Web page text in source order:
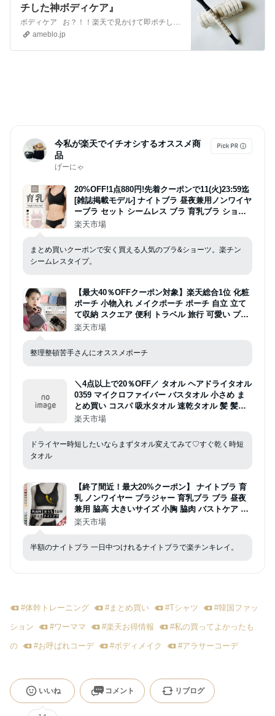
チした神ボディケア』
ボディケア お？！！楽天で見かけて即ポチしたフォームローラーのセット。 白でかわいいインテリアにも馴染むよー♡子育てママさん！！これ、子供を…
ameblo.jp
今私が楽天でイチオシするオススメ商
品
げーにゃ
20%OFF!1点880円!先着クーポンで11(火)23:59迄
[雑誌掲載モデル] ナイトブラ 昼夜兼用ノンワイヤ
ーブラ セット シームレス ブラ 育乳ブラ ショー
ツセット ノンワイヤー 無縫製 上下セット レディ
リラックスブラ 産後
楽天市場
まとめ買いクーポンで安く買える人気のブラ&ショーツ。楽チン
シームレスタイプ。
【最大40％OFFクーポン対象】楽天総合1位 化粧
ポーチ 小物入れ メイクポーチ ポーチ 自立 立て
て収納 スクエア 便利 トラベル 旅行 可愛い プレ
ゼント コンパクト バッグインバッグ スクエアポ
楽天市場
整理整頓苦手さんにオススメポーチ
＼4点以上で20％OFF／ タオル ヘアドライタオル
0359 マイクロファイバー バスタオル 小さめ ま
とめ買い コスパ 吸水タオル 速乾タオル 髪 髪の
毛 吸水 速乾 水泳 家事 時短 ドライタオル スリム
楽天市場
ドライヤー時短したいならまずタオル変えてみて♡すぐ乾く時短
タオル
【終了間近！最大20%クーポン】 ナイトブラ 育
乳 ノンワイヤー ブラジャー 育乳ブラ ブラ 昼夜
兼用 脇高 大きいサイズ 小胸 脇肉 バストケア 谷
間 盛れる スポーツブラ スポブラ ヨガ 産後 楽 無
楽天市場
半額のナイトブラ 一日中つけれるナイトブラで楽チンキレイ。
#体幹トレーニング # まとめ買い #Tシャツ #韓国ファッ
ション #ワーママ #楽天お得情報 #私の買ってよかったも
の #お呼ばれコーデ #ボディメイク #アラサーコーデ
いいね コメント リブログ